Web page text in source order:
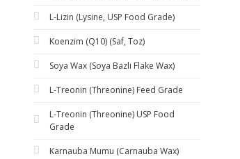
L-Lizin (Lysine, USP Food Grade)
Koenzim (Q10) (Saf, Toz)
Soya Wax (Soya Bazlı Flake Wax)
L-Treonin (Threonine) Feed Grade
L-Treonin (Threonine) USP Food
Grade
Karnauba Mumu (Carnauba Wax)